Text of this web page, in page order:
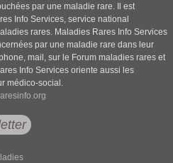
par une maladie rare. Il est
Info Services, service national
rares. Maladies Rares Info Services
par une maladie rare dans leur
mail, sur le Forum maladies rares et
Info Services oriente aussi les
médico-social.